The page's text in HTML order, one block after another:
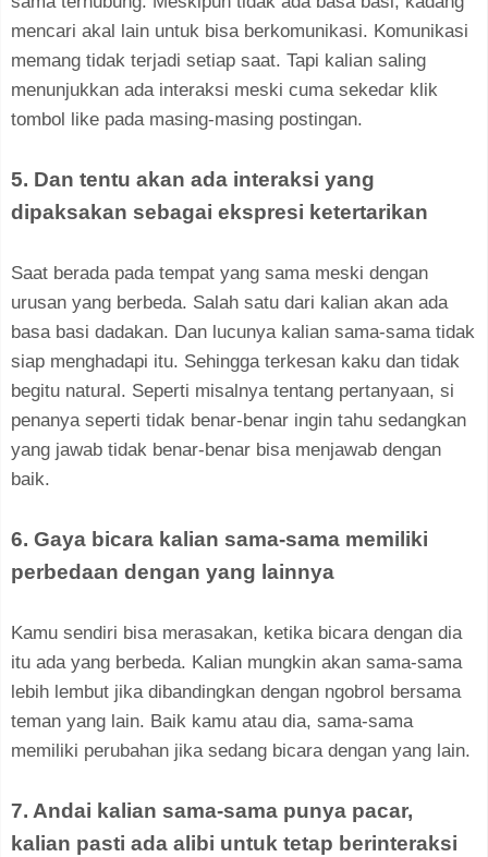
mencari akal lain untuk bisa berkomunikasi. Komunikasi
memang tidak terjadi setiap saat. Tapi kalian saling
menunjukkan ada interaksi meski cuma sekedar klik
tombol like pada masing-masing postingan.
5. Dan tentu akan ada interaksi yang
dipaksakan sebagai ekspresi ketertarikan
Saat berada pada tempat yang sama meski dengan
urusan yang berbeda. Salah satu dari kalian akan ada
basa basi dadakan. Dan lucunya kalian sama-sama tidak
siap menghadapi itu. Sehingga terkesan kaku dan tidak
begitu natural. Seperti misalnya tentang pertanyaan, si
penanya seperti tidak benar-benar ingin tahu sedangkan
yang jawab tidak benar-benar bisa menjawab dengan
baik.
6. Gaya bicara kalian sama-sama memiliki
perbedaan dengan yang lainnya
Kamu sendiri bisa merasakan, ketika bicara dengan dia
itu ada yang berbeda. Kalian mungkin akan sama-sama
lebih lembut jika dibandingkan dengan ngobrol bersama
teman yang lain. Baik kamu atau dia, sama-sama
memiliki perubahan jika sedang bicara dengan yang lain.
7. Andai kalian sama-sama punya pacar,
kalian pasti ada alibi untuk tetap berinteraksi